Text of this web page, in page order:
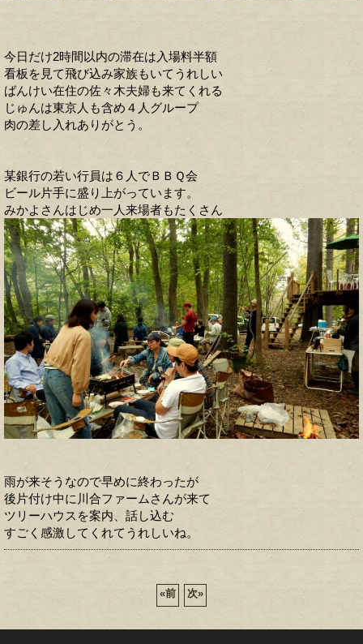
今日だけ2時間以内の滞在は入場料半額
看板を見て飛び込み家族もいてうれしい
ばんけい在住の佐々木夫婦も来てくれる
じゅんは東京人も含め４人グループ
肉の差し入れありがとう。
某銀行の若い行員は６人でＢＢＱ会
ビール片手に盛り上がっています。
みかよさんはじめ一人来場者もたくさん
雨が来そうなので早めに終わったが
後片付け中に川合ファームさんが来て
ツリーハウスを案内、話し込む
すごく感激してくれてうれしいね。
«前 次»